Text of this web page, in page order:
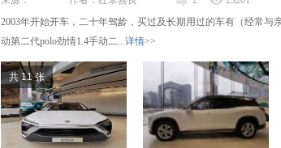
2003年开始开车，二十年驾龄，买过及长期用过的车有（经常
动第二代polo劲情1.4手动二...详情>>
共 11 张